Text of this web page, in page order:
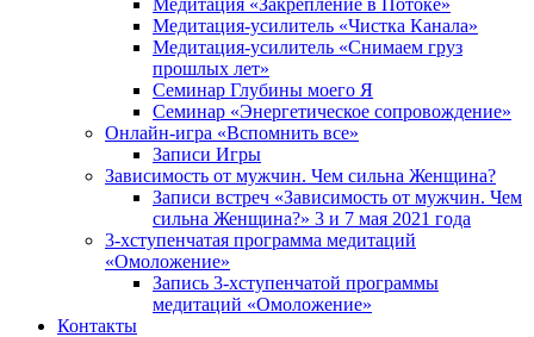
Медитация «Закрепление в Потоке»
Медитация-усилитель «Чистка Канала»
Медитация-усилитель «Снимаем груз
прошлых лет»
Семинар Глубины моего Я
Семинар «Энергетическое сопровождение»
Онлайн-игра «Вспомнить все»
Записи Игры
Зависимость от мужчин. Чем сильна Женщина?
Записи встреч «Зависимость от мужчин. Чем
сильна Женщина?» 3 и 7 мая 2021 года
3-хступенчатая программа медитаций
«Омоложение»
Запись 3-хступенчатой программы
медитаций «Омоложение»
Контакты